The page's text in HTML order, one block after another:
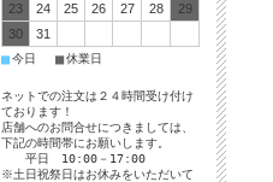
23
24 25 26 27 28
29
30
31
■今日 ■休業日
ネットでの注文は２４時間受け付け
ております！
店舗へのお問合せにつきましては、
下記の時間帯にお願いします。
平日 10:00－17:00
※土日祝祭日はお休みをいただいて